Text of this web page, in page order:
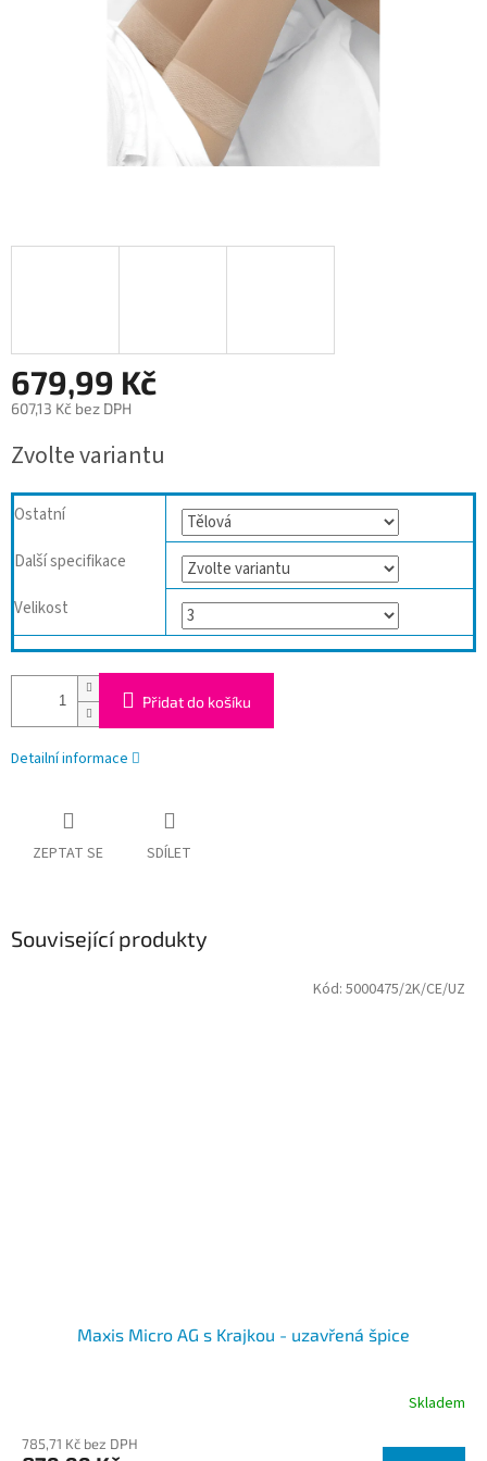
679,99 Kč
607,13 Kč bez DPH
cena:
Zvolte variantu
Ostatní
Další specifikace
Velikost
Přidat do košíku
Detailní informace
ZEPTAT SE SDÍLET
Související produkty
Maxis Micro AG s Krajkou - uzavřená špice
Skladem
785,71 Kč bez DPH
Kód: 5000475/2K/CE/UZ